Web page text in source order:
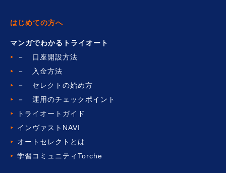
はじめての方へ
マンガでわかるトライオート
－ 口座開設方法
－ 入金方法
－ セレクトの始め方
－ 運用のチェックポイント
トライオートガイド
インヴァストNAVI
オートセレクトとは
学習コミュニティTorche